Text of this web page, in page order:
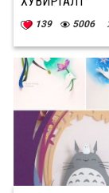
139 5006